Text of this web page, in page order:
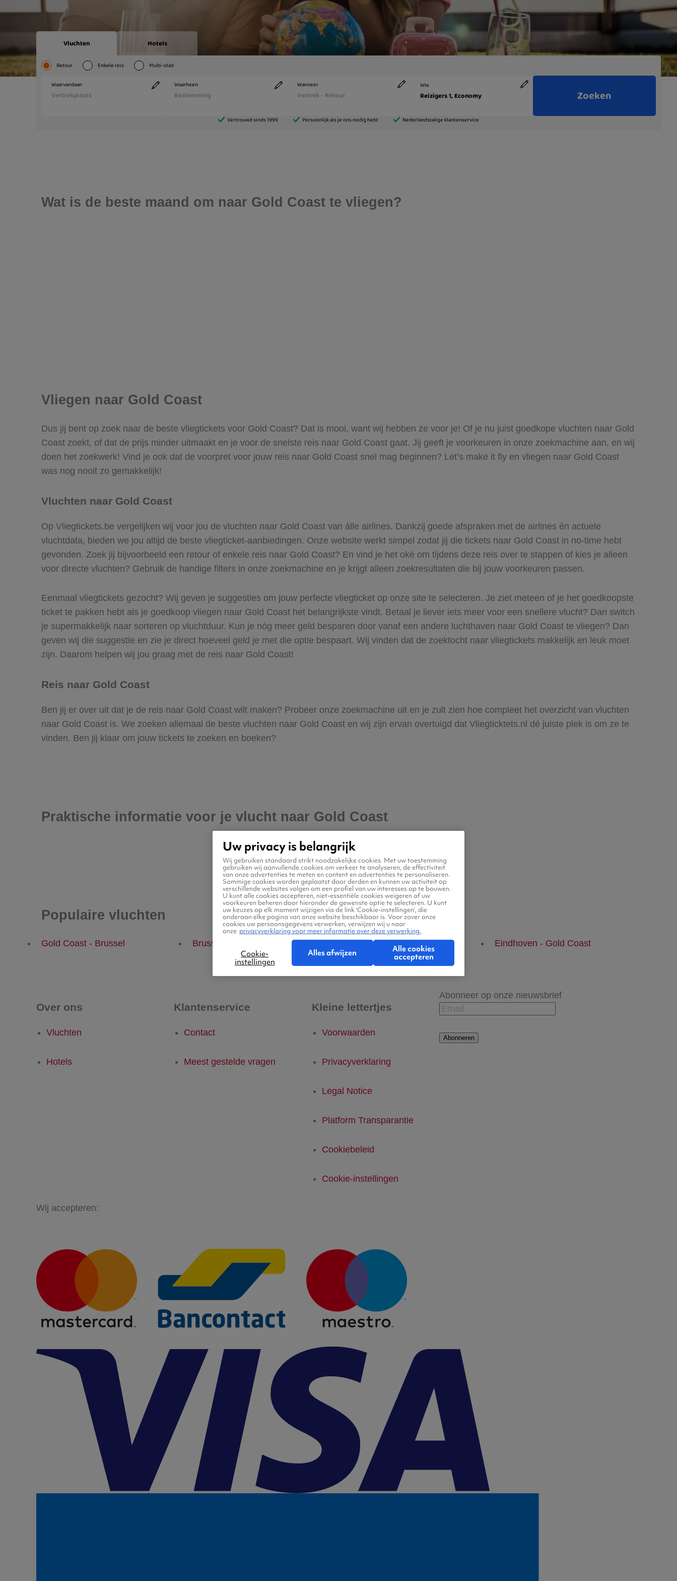
Wat is de beste maand om naar Gold Coast te vliegen?
Vliegen naar Gold Coast
Dus jij bent op zoek naar de beste vliegtickets voor Gold Coast? Dat is mooi, want wij hebben ze voor je! Of je nu juist goedkope vluchten naar Gold
Coast zoekt, of dat de prijs minder uitmaakt en je voor de snelste reis naar Gold Coast gaat. Jij geeft je voorkeuren in onze zoekmachine aan, en wij
doen het zoekwerk! Vind je ook dat de voorpret voor jouw reis naar Gold Coast snel mag beginnen? Let’s make it fly en vliegen naar Gold Coast
was nog nooit zo gemakkelijk!
Vluchten naar Gold Coast
Op Vliegtickets.be vergelijken wij voor jou de vluchten naar Gold Coast van álle airlines. Dankzij goede afspraken met de airlines én actuele
vluchtdata, bieden we jou altijd de beste vliegticket-aanbiedingen. Onze website werkt simpel zodat jij die tickets naar Gold Coast in no-time hebt
gevonden. Zoek jij bijvoorbeeld een retour of enkele reis naar Gold Coast? En vind je het oké om tijdens deze reis over te stappen of kies je alleen
voor directe vluchten? Gebruik de handige filters in onze zoekmachine en je krijgt alleen zoekresultaten die bij jouw voorkeuren passen.
Eenmaal vliegtickets gezocht? Wij geven je suggesties om jouw perfecte vliegticket op onze site te selecteren. Je ziet meteen of je het goedkoopste
ticket te pakken hebt als je goedkoop vliegen naar Gold Coast het belangrijkste vindt. Betaal je liever iets meer voor een snellere vlucht? Dan switch
je supermakkelijk naar sorteren op vluchtduur. Kun je nóg meer geld besparen door vanaf een andere luchthaven naar Gold Coast te vliegen? Dan
geven wij die suggestie en zie je direct hoeveel geld je met die optie bespaart. Wij vinden dat de zoektocht naar vliegtickets makkelijk en leuk moet
zijn. Daarom helpen wij jou graag met de reis naar Gold Coast!
Reis naar Gold Coast
Ben jij er over uit dat je de reis naar Gold Coast wilt maken? Probeer onze zoekmachine uit en je zult zien hoe compleet het overzicht van vluchten
naar Gold Coast is. We zoeken allemaal de beste vluchten naar Gold Coast en wij zijn ervan overtuigd dat Vliegticktets.nl dé juiste plek is om ze te
vinden. Ben jij klaar om jouw tickets te zoeken en boeken?
Praktische informatie voor je vlucht naar Gold Coast
Populaire vluchten
Gold Coast - Brussel Brussel - Gold Coast Gold Coast - Eindhoven Eindhoven - Gold Coast
Over ons
Vluchten
Hotels
Klantenservice
Contact
Meest gestelde vragen
Kleine lettertjes
Voorwaarden
Privacyverklaring
Legal Notice
Platform Transparantie
Cookiebeleid
Cookie-instellingen
Abonneer op onze nieuwsbrief
Abonneren
Wij accepteren:
Uw privacy is belangrijk
Wij gebruiken standaard strikt noodzakelijke cookies. Met uw toestemming
gebruiken wij aanvullende cookies om verkeer te analyseren, de effectiviteit
van onze advertenties te meten en content en advertenties te personaliseren.
Sommige cookies worden geplaatst door derden en kunnen uw activiteit op
verschillende websites volgen om een profiel van uw interesses op te bouwen.
U kunt alle cookies accepteren, niet-essentiële cookies weigeren of uw
voorkeuren beheren door hieronder de gewenste optie te selecteren. U kunt
uw keuzes op elk moment wijzigen via de link ‘Cookie-instellingen’, die
onderaan elke pagina van onze website beschikbaar is. Voor zover onze
cookies uw persoonsgegevens verwerken, verwijzen wij u naar
onze privacyverklaring voor meer informatie over deze verwerking.
Cookie-
instellingen
Alles afwijzen
Alle cookies
accepteren